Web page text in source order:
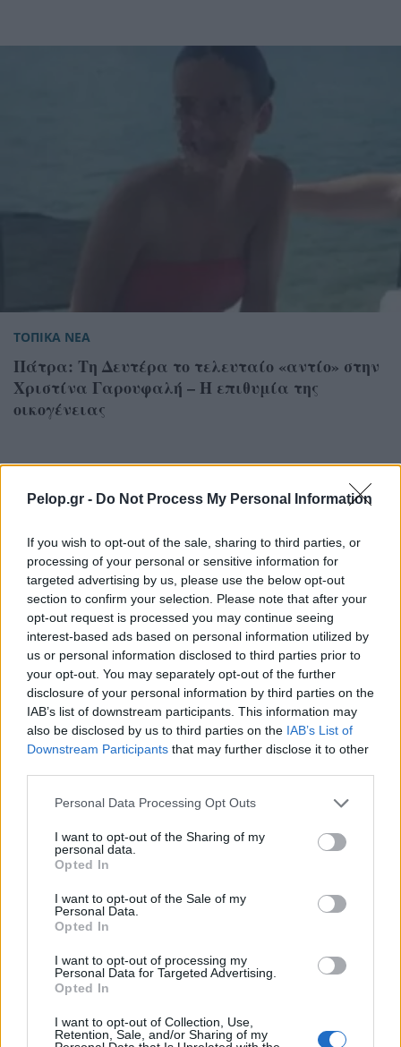
Pelop.gr - Do Not Process My Personal Information
If you wish to opt-out of the sale, sharing to third parties, or
processing of your personal or sensitive information for
targeted advertising by us, please use the below opt-out
section to confirm your selection. Please note that after your
opt-out request is processed you may continue seeing
interest-based ads based on personal information utilized by
us or personal information disclosed to third parties prior to
your opt-out. You may separately opt-out of the further
disclosure of your personal information by third parties on the
IAB’s list of downstream participants. This information may
also be disclosed by us to third parties on the IAB’s List of
Downstream Participants that may further disclose it to other
Please note that this website/app uses one or more Google
not limited to your visit or usage behaviour. You may click to
grant or deny consent to Google and its third-party tags to
use your data for below specified purposes in below Google
consent section.
Personal Data Processing Opt Outs
I want to opt-out of the Sharing of my
personal data.
Opted In
I want to opt-out of the Sale of my
Personal Data.
Opted In
I want to opt-out of processing my
Personal Data for Targeted Advertising.
Opted In
I want to opt-out of Collection, Use,
Retention, Sale, and/or Sharing of my
ΤΟΠΙΚΑ ΝΕΑ
Πάτρα: Τη Δευτέρα το τελευταίο «αντίο» στην
Χριστίνα Γαρουφαλή – Η επιθυμία της
οικογένειας